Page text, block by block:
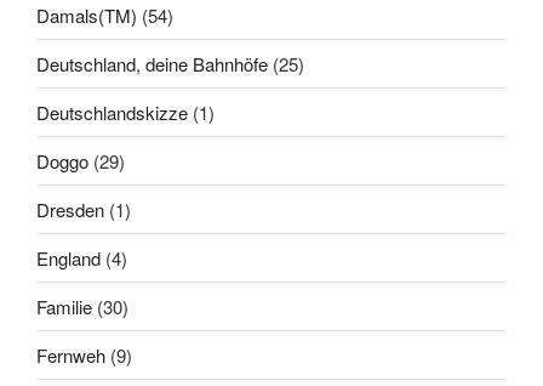
Damals(TM) (54)
Deutschland, deine Bahnhöfe (25)
Deutschlandskizze (1)
Doggo (29)
Dresden (1)
England (4)
Familie (30)
Fernweh (9)